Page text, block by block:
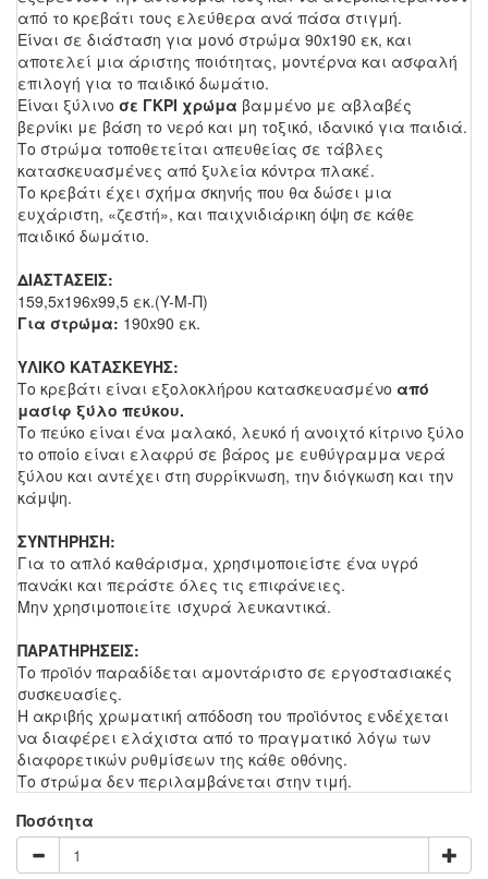
από το κρεβάτι τους ελεύθερα ανά πάσα στιγμή.
Είναι σε διάσταση για μονό στρώμα 90x190 εκ, και
αποτελεί μια άριστης ποιότητας, μοντέρνα και ασφαλή
επιλογή για το παιδικό δωμάτιο.
Είναι ξύλινο σε ΓΚΡΙ χρώμα βαμμένο με αβλαβές
βερνίκι με βάση το νερό και μη τοξικό, ιδανικό για παιδιά.
Το στρώμα τοποθετείται απευθείας σε τάβλες
κατασκευασμένες από ξυλεία κόντρα πλακέ.
Το κρεβάτι έχει σχήμα σκηνής που θα δώσει μια
ευχάριστη, «ζεστή», και παιχνιδιάρικη όψη σε κάθε
παιδικό δωμάτιο.
ΔΙΑΣΤΑΣΕΙΣ:
159,5x196x99,5 εκ.(Y-M-Π)
Για στρώμα: 190x90 εκ.
ΥΛΙΚΟ ΚΑΤΑΣΚΕΥΗΣ:
Το κρεβάτι είναι εξολοκλήρου κατασκευασμένο από
μασίφ ξύλο πεύκου.
Το πεύκο είναι ένα μαλακό, λευκό ή ανοιχτό κίτρινο ξύλο
το οποίο είναι ελαφρύ σε βάρος με ευθύγραμμα νερά
ξύλου και αντέχει στη συρρίκνωση, την διόγκωση και την
κάμψη.
ΣΥΝΤΗΡΗΣΗ:
Για το απλό καθάρισμα, χρησιμοποιείστε ένα υγρό
πανάκι και περάστε όλες τις επιφάνειες.
Μην χρησιμοποιείτε ισχυρά λευκαντικά.
ΠΑΡΑΤΗΡΗΣΕΙΣ:
Το προϊόν παραδίδεται αμοντάριστο σε εργοστασιακές
συσκευασίες.
Η ακριβής χρωματική απόδοση του προϊόντος ενδέχεται
να διαφέρει ελάχιστα από το πραγματικό λόγω των
διαφορετικών ρυθμίσεων της κάθε οθόνης.
Το στρώμα δεν περιλαμβάνεται στην τιμή.
Ποσότητα